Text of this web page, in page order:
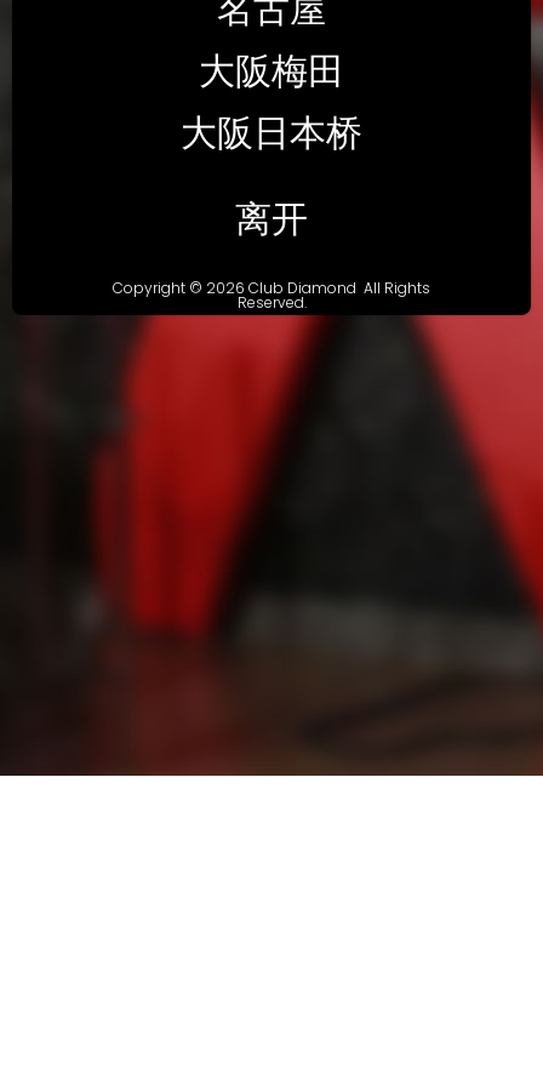
名古屋
大阪梅田
大阪日本桥
离开
Copyright © 2026 Club Diamond All Rights
Reserved.